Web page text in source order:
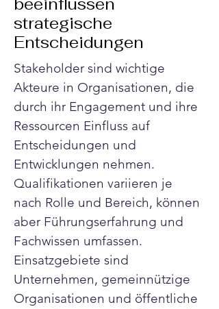
beeinflussen
strategische
Entscheidungen
Stakeholder sind wichtige
Akteure in Organisationen, die
durch ihr Engagement und ihre
Ressourcen Einfluss auf
Entscheidungen und
Entwicklungen nehmen.
Qualifikationen variieren je
nach Rolle und Bereich, können
aber Führungserfahrung und
Fachwissen umfassen.
Einsatzgebiete sind
Unternehmen, gemeinnützige
Organisationen und öffentliche